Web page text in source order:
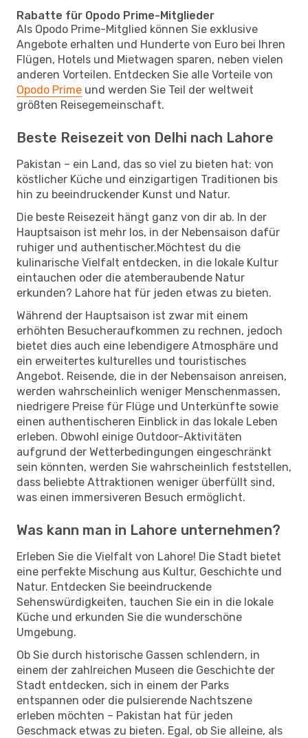
Rabatte für Opodo Prime-Mitglieder
Als Opodo Prime-Mitglied können Sie exklusive
Angebote erhalten und Hunderte von Euro bei Ihren
Flügen, Hotels und Mietwagen sparen, neben vielen
anderen Vorteilen. Entdecken Sie alle Vorteile von
Opodo Prime und werden Sie Teil der weltweit
größten Reisegemeinschaft.
Beste Reisezeit von Delhi nach Lahore
Pakistan – ein Land, das so viel zu bieten hat: von
köstlicher Küche und einzigartigen Traditionen bis
hin zu beeindruckender Kunst und Natur.
Die beste Reisezeit hängt ganz von dir ab. In der
Hauptsaison ist mehr los, in der Nebensaison dafür
ruhiger und authentischer.Möchtest du die
kulinarische Vielfalt entdecken, in die lokale Kultur
eintauchen oder die atemberaubende Natur
erkunden? Lahore hat für jeden etwas zu bieten.
Während der Hauptsaison ist zwar mit einem
erhöhten Besucheraufkommen zu rechnen, jedoch
bietet dies auch eine lebendigere Atmosphäre und
ein erweitertes kulturelles und touristisches
Angebot. Reisende, die in der Nebensaison anreisen,
werden wahrscheinlich weniger Menschenmassen,
niedrigere Preise für Flüge und Unterkünfte sowie
einen authentischeren Einblick in das lokale Leben
erleben. Obwohl einige Outdoor-Aktivitäten
aufgrund der Wetterbedingungen eingeschränkt
sein könnten, werden Sie wahrscheinlich feststellen,
dass beliebte Attraktionen weniger überfüllt sind,
was einen immersiveren Besuch ermöglicht.
Was kann man in Lahore unternehmen?
Erleben Sie die Vielfalt von Lahore! Die Stadt bietet
eine perfekte Mischung aus Kultur, Geschichte und
Natur. Entdecken Sie beeindruckende
Sehenswürdigkeiten, tauchen Sie ein in die lokale
Küche und erkunden Sie die wunderschöne
Umgebung.
Ob Sie durch historische Gassen schlendern, in
einem der zahlreichen Museen die Geschichte der
Stadt entdecken, sich in einem der Parks
entspannen oder die pulsierende Nachtszene
erleben möchten – Pakistan hat für jeden
Geschmack etwas zu bieten. Egal, ob Sie alleine, als